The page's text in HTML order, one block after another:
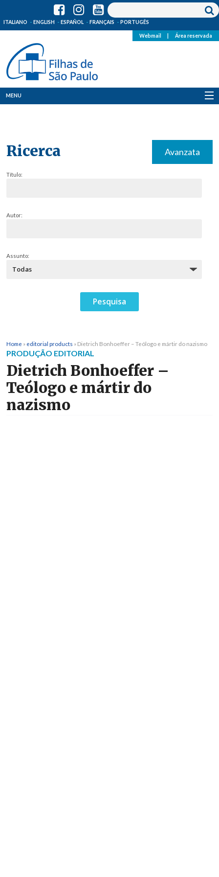
ITALIANO ENGLISH ESPAÑOL FRANÇAIS PORTUGÊS
Webmail Área reservada
MENU
Ricerca Avanzata
Título:
Autor:
Assunto:
Home » editorial products » Dietrich Bonhoeffer – Teólogo e mártir do nazismo
PRODUÇÃO EDITORIAL
Dietrich Bonhoeffer –
Teólogo e mártir do
nazismo